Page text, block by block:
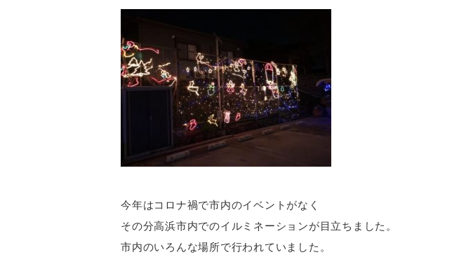
今年はコロナ禍で市内のイベントがなく
その分高浜市内でのイルミネーションが目立ちました。
市内のいろんな場所で行われていました。